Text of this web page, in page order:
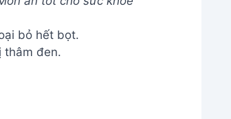
dùng nồi áp suất để rút ngắn
mềm thịt hiệu quả hơn.
củ cải trắng, nấm, hành tây,
vệ sinh an toàn thực phẩm.